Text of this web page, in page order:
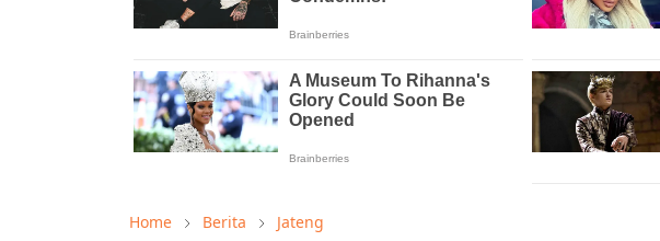
Home Berita Jateng